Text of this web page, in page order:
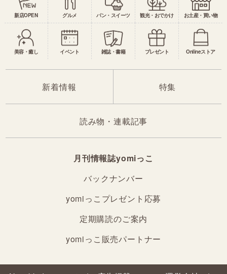
新店OPEN グルメ パン・スイーツ 観光・おでかけ お土産・買い物
美容・癒し イベント 雑誌・書籍 プレゼント Onlineストア
新着情報 特集
読み物・連載記事
月刊情報誌yomiっこ
バックナンバー
yomiっこプレゼント応募
定期購読のご案内
yomiっこ販売パートナー